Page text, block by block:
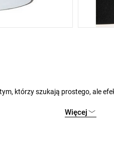
W,
Więcej